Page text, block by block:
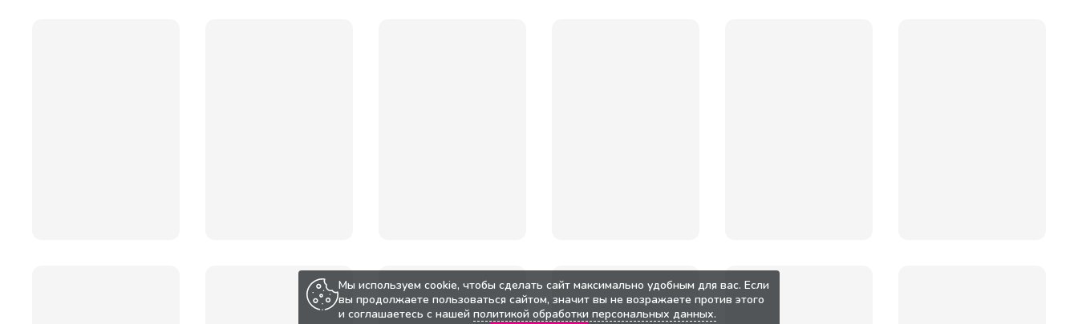
Мы используем cookie, чтобы сделать сайт максимально удобным для вас. Если
вы продолжаете пользоваться сайтом, значит вы не возражаете против этого
и соглашаетесь с нашей политикой обработки персональных данных.